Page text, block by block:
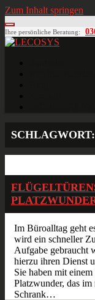
Zum Inhalt springen
Ihre persönliche Beratung:
SCHLAGWORT:
Im Büroalltag geht
wird ein schneller
Aufgabe gebraucht
hierzu ihren Dienst
Sie haben mit
Platzwunder, das
Schrank…